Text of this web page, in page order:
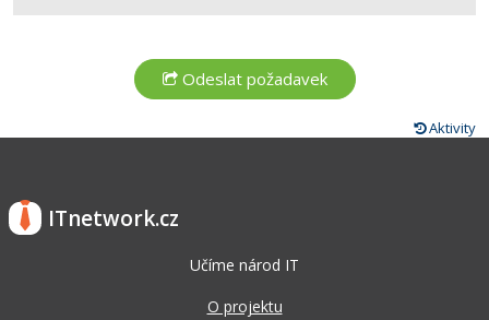
Aktivity
ITnetwork.cz
Učíme národ IT
O projektu